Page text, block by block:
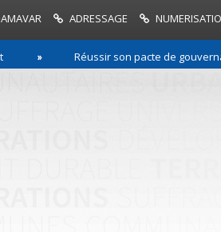
ADRESSAGE
Réussir son pacte de